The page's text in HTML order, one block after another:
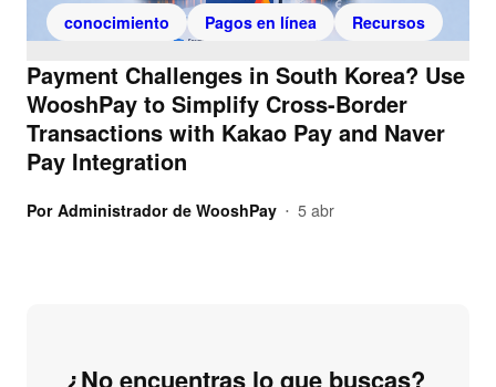
conocimiento Pagos en línea Recursos
Payment Challenges in South Korea? Use
WooshPay to Simplify Cross-Border
Transactions with Kakao Pay and Naver
Pay Integration
Por Administrador de WooshPay • 5 abr
¿No encuentras lo que buscas?